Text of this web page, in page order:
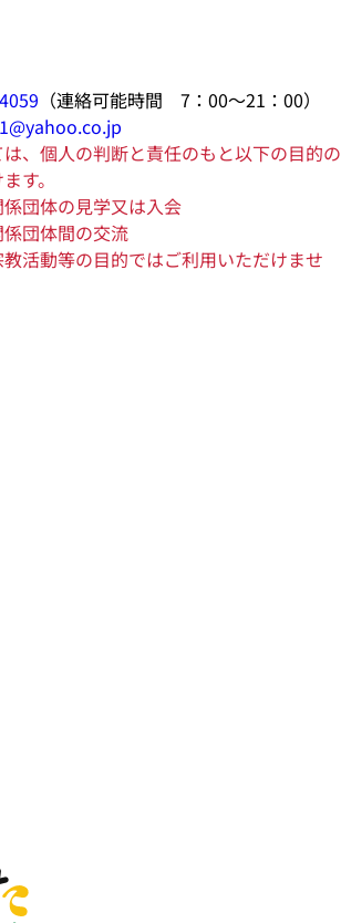
（連絡可能時間 7：00～21：00）
、個人の判断と責任のもと以下の目的の
す。
団体の見学又は入会
係団体間の交流
活動等の目的ではご利用いただけませ